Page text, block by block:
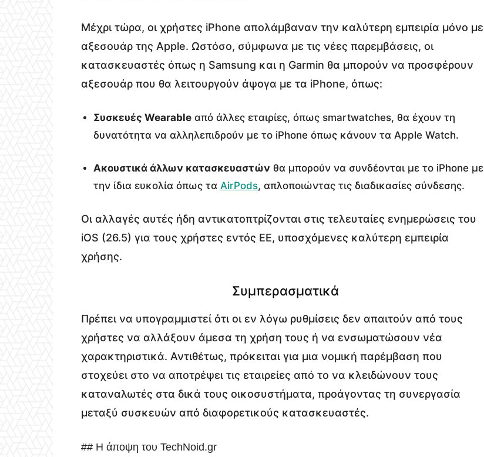
Μέχρι τώρα, οι χρήστες iPhone απολάμβαναν την καλύτερη εμπειρία μόνο με
αξεσουάρ της Apple. Ωστόσο, σύμφωνα με τις νέες παρεμβάσεις, οι
κατασκευαστές όπως η Samsung και η Garmin θα μπορούν να προσφέρουν
αξεσουάρ που θα λειτουργούν άψογα με τα iPhone, όπως:
Συσκευές Wearable από άλλες εταιρίες, όπως smartwatches, θα έχουν τη
δυνατότητα να αλληλεπιδρούν με το iPhone όπως κάνουν τα Apple Watch.
Ακουστικά άλλων κατασκευαστών θα μπορούν να συνδέονται με το iPhone με
την ίδια ευκολία όπως τα AirPods, απλοποιώντας τις διαδικασίες σύνδεσης.
Οι αλλαγές αυτές ήδη αντικατοπτρίζονται στις τελευταίες ενημερώσεις του
iOS (26.5) για τους χρήστες εντός ΕΕ, υποσχόμενες καλύτερη εμπειρία
χρήσης.
Συμπερασματικά
Πρέπει να υπογραμμιστεί ότι οι εν λόγω ρυθμίσεις δεν απαιτούν από τους
χρήστες να αλλάξουν άμεσα τη χρήση τους ή να ενσωματώσουν νέα
χαρακτηριστικά. Αντιθέτως, πρόκειται για μια νομική παρέμβαση που
στοχεύει στο να αποτρέψει τις εταιρείες από το να κλειδώνουν τους
καταναλωτές στα δικά τους οικοσυστήματα, προάγοντας τη συνεργασία
μεταξύ συσκευών από διαφορετικούς κατασκευαστές.
## Η άποψη του TechNoid.gr